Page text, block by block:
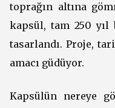
toprağın altına
kapsül, tam 250 yıl
tasarlandı. Proje,
amacı güdüyor.
Kapsülün nereye